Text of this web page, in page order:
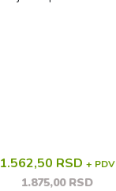
1.562,50 RSD + PDV
1.875,00 RSD